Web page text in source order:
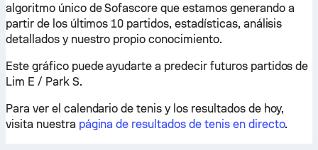
algoritmo único de Sofascore que estamos generando a
partir de los últimos 10 partidos, estadísticas, análisis
detallados y nuestro propio conocimiento.
Este gráfico puede ayudarte a predecir futuros partidos de
Lim E / Park S.
Para ver el calendario de tenis y los resultados de hoy,
visita nuestra página de resultados de tenis en directo.